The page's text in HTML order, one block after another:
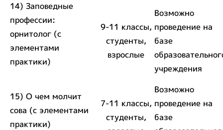
14) Заповедные
профессии:
орнитолог (с
элементами
практики)
9-11 классы,
студенты,
взрослые
Возможно
проведение на
базе
учреждения
15) О чем молчит
сова (с элементами
практики)
7-11 классы,
студенты,
Возможно
проведение на
базе